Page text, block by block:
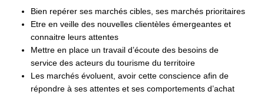
Bien repérer ses marchés cibles, ses marchés prioritaires
Etre en veille des nouvelles clientèles émergeantes et
connaitre leurs attentes
Mettre en place un travail d’écoute des besoins de
service des acteurs du tourisme du territoire
Les marchés évoluent, avoir cette conscience afin de
répondre à ses attentes et ses comportements d’achat